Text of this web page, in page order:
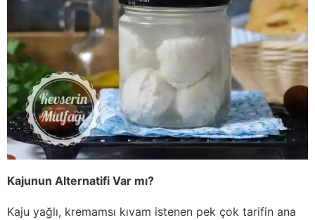
Kajunun Alternatifi Var mı?
Kaju yağlı, kremamsı kıvam istenen pek çok tarifin ana